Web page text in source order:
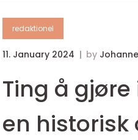
redaktionel
11. January 2024 by
Ting å
en historisk